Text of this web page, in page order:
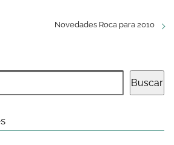
Novedades Roca para 2010
Buscar